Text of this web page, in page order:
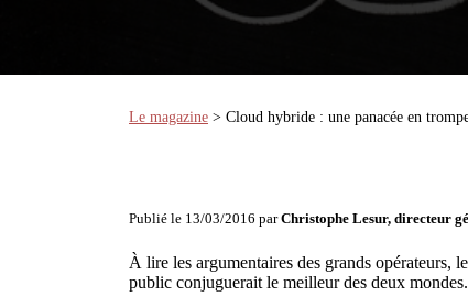
Le magazine > Cloud hybride : une panacée en
Publié le 13/03/2016 parChristophe Lesur, directeur
À lire les argumentaires des grands opérateurs,
public conjuguerait le meilleur des deux